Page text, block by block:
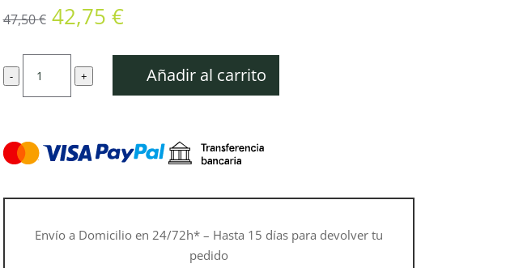
47,50€ El
precio
original
era:
47,50 €.
42,75 €El
actual
es:
42,75 €.
-
para
sin
tirantes
+ Añadir al carrito
Envío a Domicilio en 24/72h* – Hasta 15 días para devolver tu
pedido